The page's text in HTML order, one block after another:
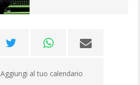
Aggiungi al tuo calendario